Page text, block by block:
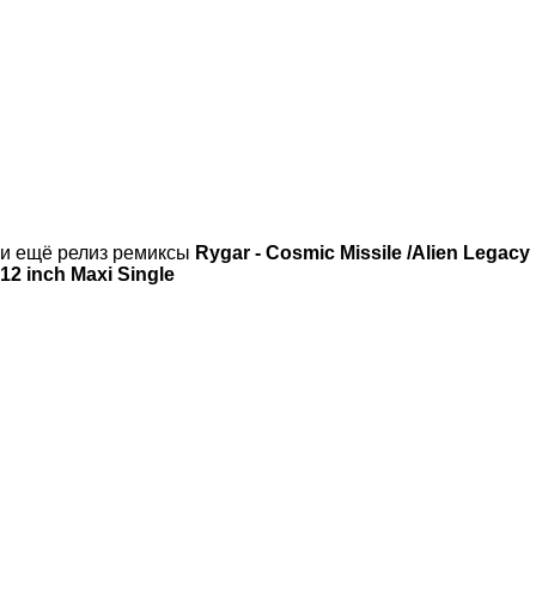
и ещё релиз ремиксы Rygar - Cosmic Missile /Alien Legacy
12 inch Maxi Single